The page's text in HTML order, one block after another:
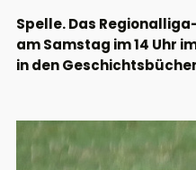
Spelle. Das
am Samstag im 14 Uhr
in den